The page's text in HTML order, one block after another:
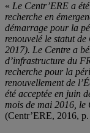
« Le Centr’ERE a
recherche en
démarrage pour la
renouvelé le statut
2017). Le Centre a
d’infrastructure du
recherche pour la
renouvellement de
été acceptée en juin
mois de mai 2016, le
(Centr’ERE, 2016,